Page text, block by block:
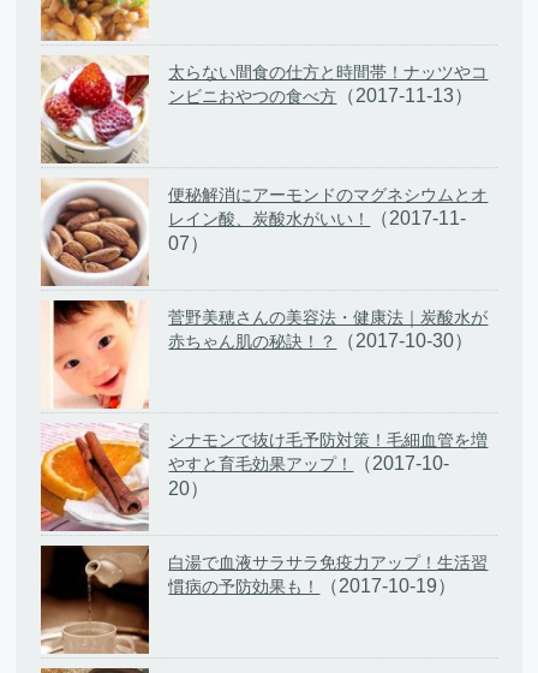
太らない間食の仕方と時間帯！ナッツやコ
ンビニおやつの食べ方 （2017-11-13）
便秘解消にアーモンドのマグネシウムとオ
レイン酸、炭酸水がいい！
（2017-11-
07）
菅野美穂さんの美容法・健康法｜炭酸水が
赤ちゃん肌の秘訣！？
（2017-10-30）
シナモンで抜け毛予防対策！毛細血管を増
やすと育毛効果アップ！
（2017-10-
20）
白湯で血液サラサラ免疫力アップ！生活習
慣病の予防効果も！
（2017-10-19）